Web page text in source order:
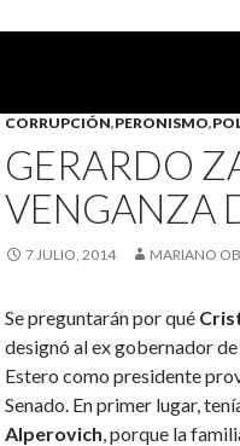
CORRUPCIÓN,PERONISMO,
GERARDO
VENGANZA
7 JULIO, 2014 MARIANO
Se preguntarán por qué
designó al ex gobernador
Estero como presidente
Senado. En primer lugar,
Alperovich, porque la